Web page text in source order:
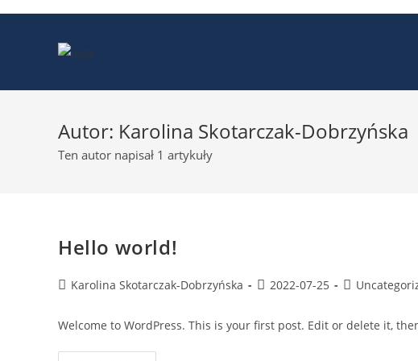
Autor: Karolina Skotarczak-Dobrzyńska
Ten autor napisał 1 artykuły
Hello world!
PostKarolina Skotarczak-Dobrzyńska
Post2022-07-25
Post
Welcome to WordPress. This is your first post. Edit or delete it,